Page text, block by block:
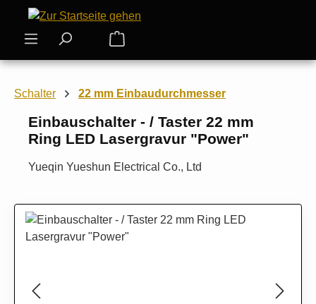
Zum Hauptinhalt springen
Warenkorb enthält 0 Positionen.
Schalter 22 mm Einbaudurchmesser
Einbauschalter - / Taster 22 mm
Ring LED Lasergravur "Power"
Yueqin Yueshun Electrical Co., Ltd
Bildergalerie überspringen